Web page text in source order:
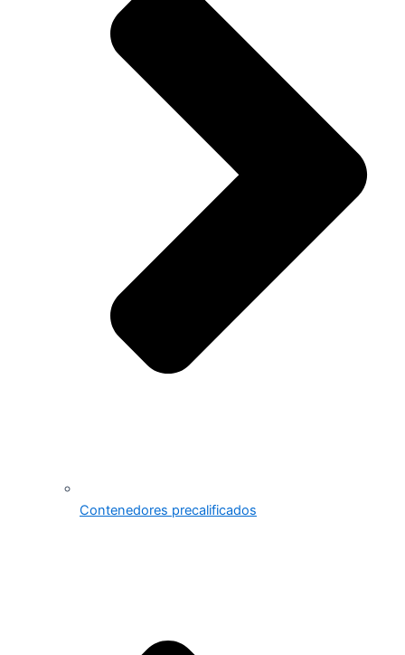
Contenedores precalificados